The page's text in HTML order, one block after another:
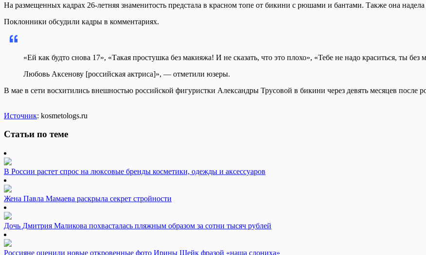
На размещенных кадрах 26-летняя знаменитость предстала в красном топе от бикини с рюшами и бантами. Также она
Поклонники обсудили кадры в комментариях.
«Ей как будто снова 17», «Такая простушка без макияжа! И не сказать, что это плохо», «Тебе не надо краситься, ты
Любовь Аксенову [российская актриса]», — отметили юзеры.
В мае в сети восхитились внешностью российской фигуристки Александры Трусовой в бикини через девять месяцев после
Источник: kosmetologs.ru
Статьи по теме
В России растет спрос на люксовые бренды косметики, одежды и аксессуаров
Жена Павла Мамаева раскрыла секрет стройности
Дочь Дмитрия Маликова похвасталась пляжным образом за сотни тысяч рублей
Россияне оценили новые откровенные фото Ирины Шейк фразой «наша слониха»